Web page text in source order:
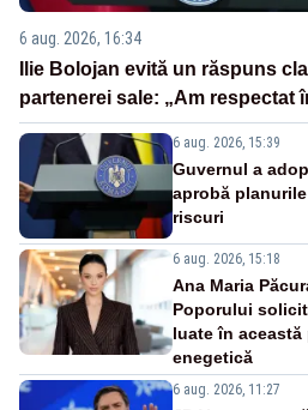
6 aug. 2026, 16:34
Ilie Bolojan evită un răspuns
partenerei sale: „Am respectat
6 aug. 2026, 15:39
Guvernul a
aprobă
riscuri
6 aug. 2026, 15:18
Ana Maria
Poporului
luate în această
enegetică
6 aug. 2026, 11:27